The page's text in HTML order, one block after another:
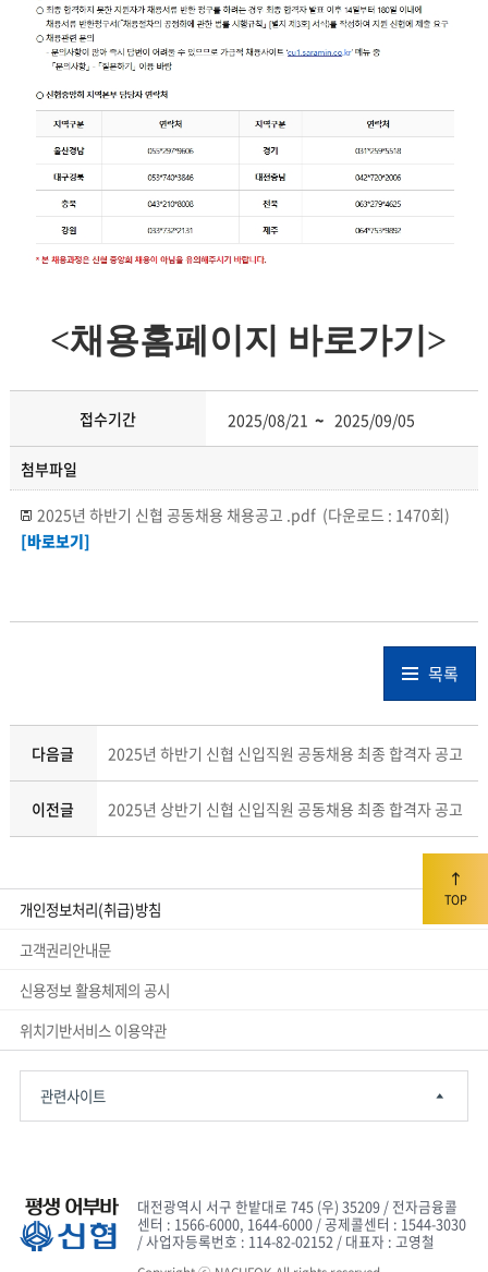
<채용홈페이지 바로가기>
접수기간 2025/08/21 ~ 2025/09/05
첨부파일
2025년 하반기 신협 공동채용 채용공고 .pdf (다운로드 : 1470회)
[바로보기]
목록
다음글 2025년 하반기 신협 신입직원 공동채용 최종 합격자 공고
이전글 2025년 상반기 신협 신입직원 공동채용 최종 합격자 공고
개인정보처리(취급)방침
고객권리안내문
신용정보 활용체제의 공시
위치기반서비스 이용약관
관련사이트
대전광역시 서구 한밭대로 745 (우) 35209 / 전자금융콜
센터 : 1566-6000, 1644-6000 / 공제콜센터 : 1544-3030
/ 사업자등록번호 : 114-82-02152 / 대표자 : 고영철
TOP